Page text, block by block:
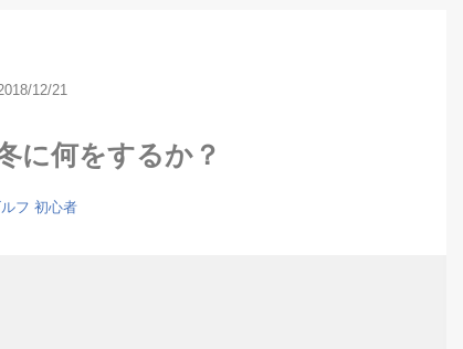
12/21
に何をするか？
フ 初心者